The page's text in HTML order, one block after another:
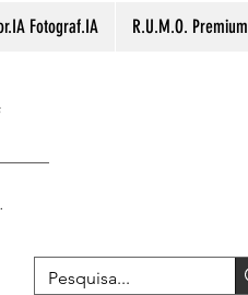
Fotograf.IA R.U.M.O. Premium